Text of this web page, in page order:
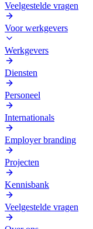
Veelgestelde vragen
Voor werkgevers
Werkgevers
Diensten
Personeel
Internationals
Employer branding
Projecten
Kennisbank
Veelgestelde vragen